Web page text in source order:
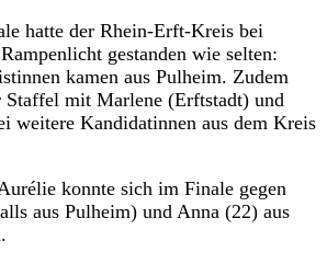
hatte der Rhein-Erft-Kreis bei
gestanden wie selten:
kamen aus Pulheim. Zudem
mit Marlene (Erftstadt) und
weitere Kandidatinnen aus dem Kreis
konnte sich im Finale gegen
aus Pulheim) und Anna (22) aus